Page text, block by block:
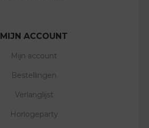
MIJN ACCOUNT
Mijn account
Bestellingen
Verlanglijst
Horlogeparty